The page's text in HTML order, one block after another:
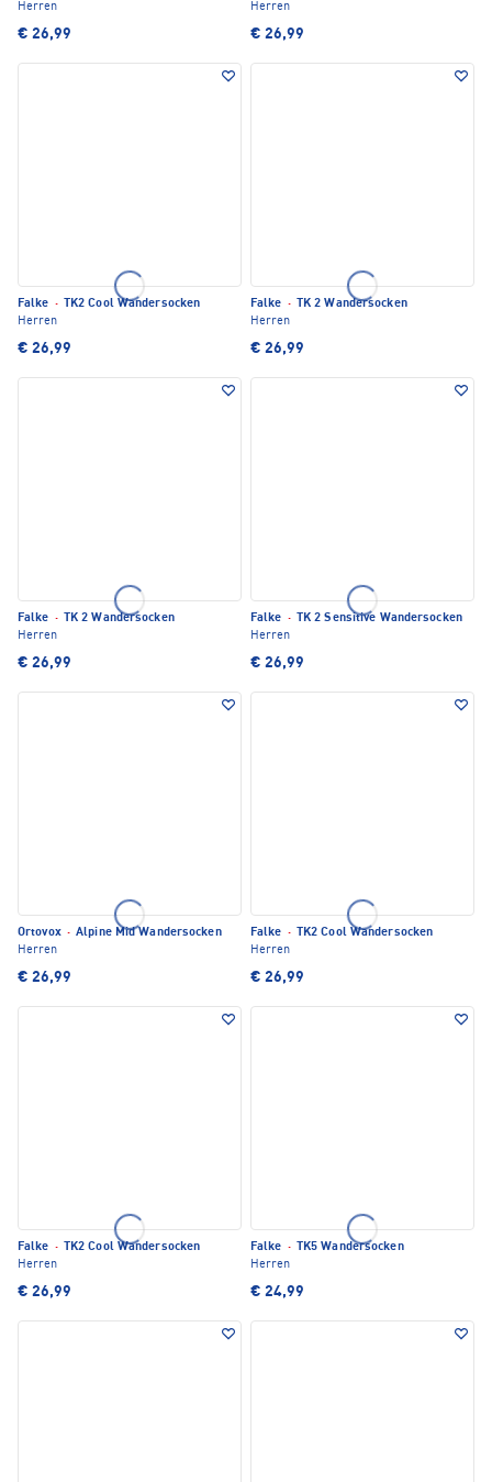
Herren
€ 26,99
Herren
€ 26,99
Falke ·
TK2 Cool Wandersocken
Herren
€ 26,99
Falke ·
TK 2 Wandersocken
Herren
€ 26,99
Falke ·
TK 2 Wandersocken
Herren
€ 26,99
Falke ·
TK 2 Sensitive Wandersocken
Herren
€ 26,99
Ortovox · Alpine Mid Wandersocken
Herren
€ 26,99
Falke ·
TK2 Cool Wandersocken
Herren
€ 26,99
Falke ·
TK2 Cool Wandersocken
Herren
€ 26,99
Falke ·
TK5 Wandersocken
Herren
€ 24,99